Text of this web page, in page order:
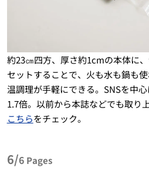
約23㎝四方、厚さ約1cmの本体に
セットすることで、火も水も鍋も
温調理が手軽にできる。SNSを中
1.7倍。以前から本誌などでも取り
こちらをチェック。
6/6 Pages